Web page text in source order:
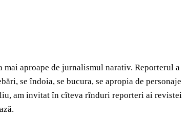
aproape de jurnalismul narativ. Reporterul a
se îndoia, se bucura, se apropia de personaje
am invitat în cîteva rînduri reporteri ai revistei